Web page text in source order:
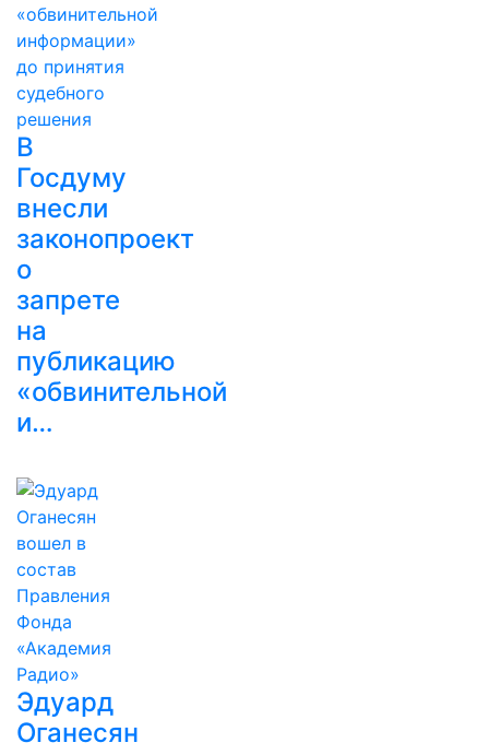
В
Госдуму
внесли
законопроект
о
запрете
на
публикацию
«обвинительной
и…
Эдуард
Оганесян